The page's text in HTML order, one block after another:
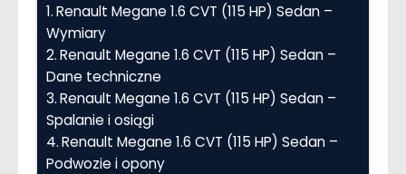
Renault Megane 1.6 CVT (115 HP) Sedan –
Wymiary
Renault Megane 1.6 CVT (115 HP) Sedan –
Dane techniczne
Renault Megane 1.6 CVT (115 HP) Sedan –
Spalanie i osiągi
Renault Megane 1.6 CVT (115 HP) Sedan –
Podwozie i opony